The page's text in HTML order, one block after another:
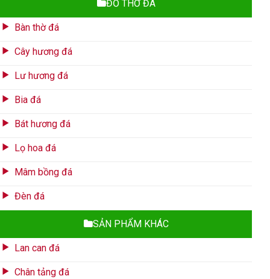
ĐỒ THỜ ĐÁ
Bàn thờ đá
Cây hương đá
Lư hương đá
Bia đá
Bát hương đá
Lọ hoa đá
Mâm bồng đá
Đèn đá
SẢN PHẨM KHÁC
Lan can đá
Chân tảng đá